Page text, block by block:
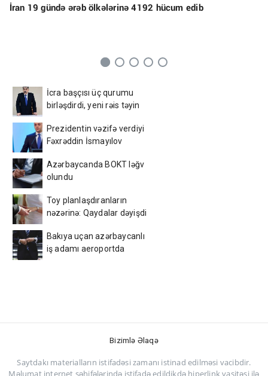
İran 19 gündə ərəb ölkələrinə 4192 hücum edib
İcra başçısı üç qurumu
birləşdirdi, yeni rəis təyin
Prezidentin vəzifə verdiyi
Fəxrəddin İsmayılov
Azərbaycanda BOKT ləğv
olundu
Toy planlaşdıranların
nəzərinə: Qaydalar dəyişdi
Bakıya uçan azərbaycanlı
iş adamı aeroportda
Bizimlə Əlaqə
Saytdakı materialların istifadəsi zamanı istinad edilməsi vacibdir.
Məlumat internet səhifələrində istifadə edildikdə hiperlink vasitəsi ilə